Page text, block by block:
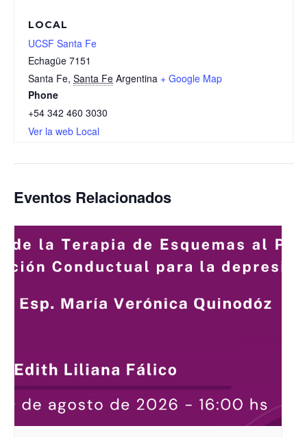
LOCAL
UCSF Santa Fe
Echagüe 7151
Santa Fe, Santa Fe Argentina + Google Map
Phone
+54 342 460 3030
Ver la web Local
Eventos Relacionados